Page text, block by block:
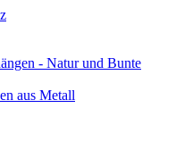
- Natur und Bunte
aus Metall